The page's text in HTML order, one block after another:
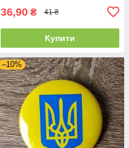
36,90 ₴ 41 ₴
Купити
–10%